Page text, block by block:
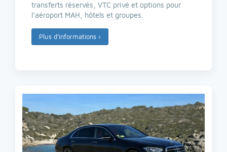
transferts réservés, VTC privé et options pour
l’aéroport MAH, hôtels et groupes.
Plus d’informations ›